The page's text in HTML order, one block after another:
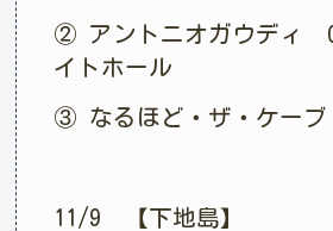
② アントニオガウディ
イトホール
③ なるほど・ザ・ケーブ
11/9 【下地島】